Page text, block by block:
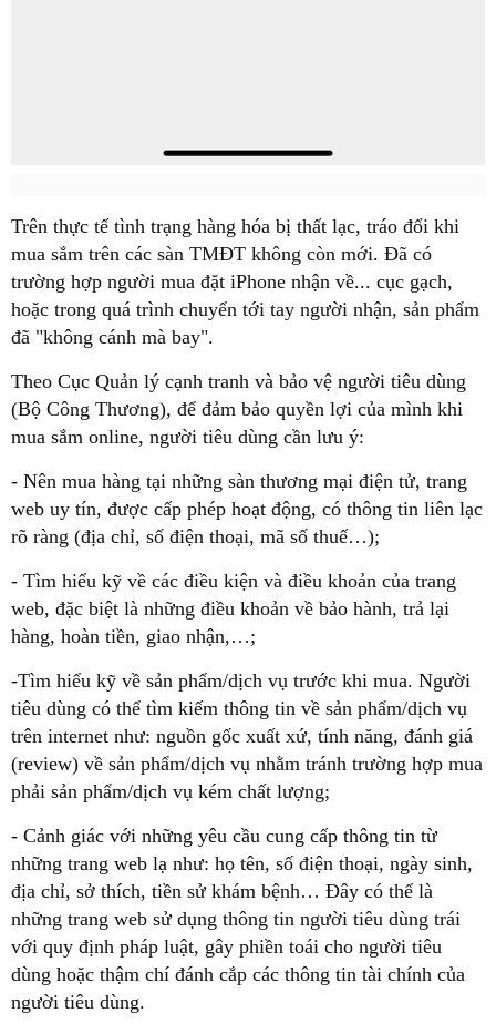
Trên thực tế tình trạng hàng hóa bị thất lạc, tráo đổi khi
mua sắm trên các sàn TMĐT không còn mới. Đã có
trường hợp người mua đặt iPhone nhận về... cục gạch,
hoặc trong quá trình chuyển tới tay người nhận, sản phẩm
đã "không cánh mà bay".
Theo Cục Quản lý cạnh tranh và bảo vệ người tiêu dùng
(Bộ Công Thương), để đảm bảo quyền lợi của mình khi
mua sắm online, người tiêu dùng cần lưu ý:
- Nên mua hàng tại những sàn thương mại điện tử, trang
web uy tín, được cấp phép hoạt động, có thông tin liên lạc
rõ ràng (địa chỉ, số điện thoại, mã số thuế…);
- Tìm hiểu kỹ về các điều kiện và điều khoản của trang
web, đặc biệt là những điều khoản về bảo hành, trả lại
hàng, hoàn tiền, giao nhận,…;
-Tìm hiểu kỹ về sản phẩm/dịch vụ trước khi mua. Người
tiêu dùng có thể tìm kiếm thông tin về sản phẩm/dịch vụ
trên internet như: nguồn gốc xuất xứ, tính năng, đánh giá
(review) về sản phẩm/dịch vụ nhằm tránh trường hợp mua
phải sản phẩm/dịch vụ kém chất lượng;
- Cảnh giác với những yêu cầu cung cấp thông tin từ
những trang web lạ như: họ tên, số điện thoại, ngày sinh,
địa chỉ, sở thích, tiền sử khám bệnh… Đây có thể là
những trang web sử dụng thông tin người tiêu dùng trái
với quy định pháp luật, gây phiền toái cho người tiêu
dùng hoặc thậm chí đánh cắp các thông tin tài chính của
người tiêu dùng.